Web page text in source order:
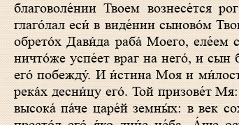
благоволе́нии Твоем вознесе́тся
глаго́лал еси́ в виде́нии сыново́м
обрето́х Дави́да раба́ Моего,
ничто́же успе́ет враг на него́, и сын
его́ побежду́. И и́стина Моя и
река́х десни́цу его́. Той призове́т
высока́ па́че царе́й земны́х: в век